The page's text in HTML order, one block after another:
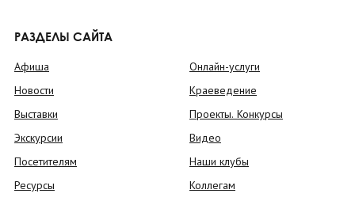
РАЗДЕЛЫ САЙТА
Афиша
Новости
Выставки
Экскурсии
Посетителям
Ресурсы
Онлайн-услуги
Краеведение
Проекты. Конкурсы
Видео
Наши клубы
Коллегам